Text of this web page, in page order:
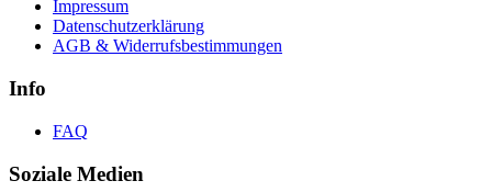
Impressum
Datenschutzerklärung
AGB & Widerrufsbestimmungen
Info
FAQ
Soziale Medien